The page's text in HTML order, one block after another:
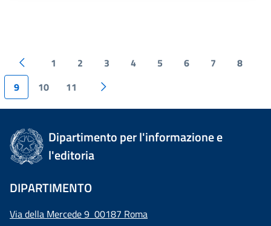
1 2 3 4 5 6 7
8
9
10 11
Dipartimento per l'informazione e
l'editoria
DIPARTIMENTO
Via della Mercede 9 00187 Roma